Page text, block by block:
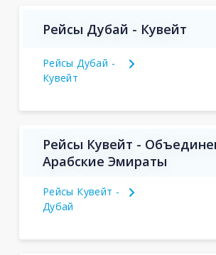
Рейсы Дубай - Кувейт
Рейсы Дубай -
Кувейт
Рейсы Кувейт -
Арабские Эмираты
Рейсы Кувейт -
Дубай